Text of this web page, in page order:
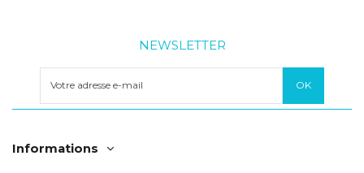
NEWSLETTER
Informations